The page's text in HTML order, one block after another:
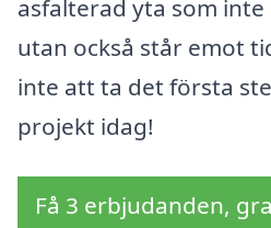
asfalterad yta som
utan också står emot
inte att ta det första
projekt idag!
Få 3 erbjudanden,